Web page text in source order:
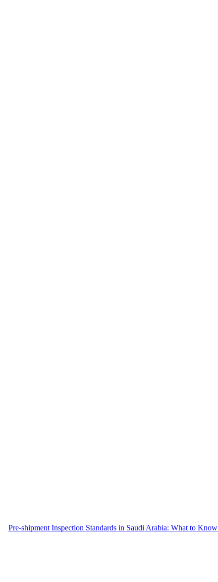
Pre-shipment Inspection Standards in Saudi Arabia: What to Know